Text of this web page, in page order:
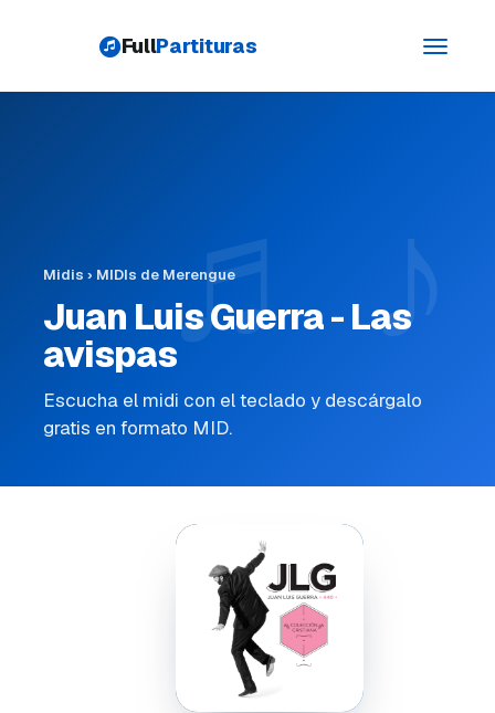
Toggle
FullPartituras
Midis › MIDIs de Merengue
Juan Luis Guerra - Las
avispas
Escucha el midi con el teclado y descárgalo
gratis en formato MID.